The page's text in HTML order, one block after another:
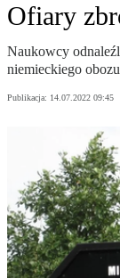
Ofiary
Naukowcy
niemieckiego
Publikacja: 14.07.2022 09:45